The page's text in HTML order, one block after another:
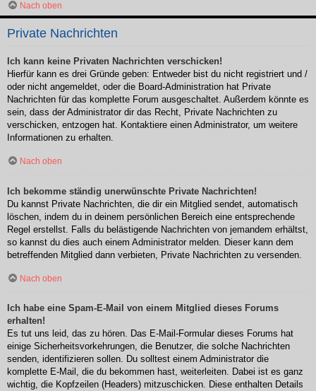
Nach oben
Private Nachrichten
Ich kann keine Privaten Nachrichten verschicken!
Hierfür kann es drei Gründe geben: Entweder bist du nicht registriert und /
oder nicht angemeldet, oder die Board-Administration hat Private
Nachrichten für das komplette Forum ausgeschaltet. Außerdem könnte es
sein, dass der Administrator dir das Recht, Private Nachrichten zu
verschicken, entzogen hat. Kontaktiere einen Administrator, um weitere
Informationen zu erhalten.
Nach oben
Ich bekomme ständig unerwünschte Private Nachrichten!
Du kannst Private Nachrichten, die dir ein Mitglied sendet, automatisch
löschen, indem du in deinem persönlichen Bereich eine entsprechende
Regel erstellst. Falls du belästigende Nachrichten von jemandem erhältst,
so kannst du dies auch einem Administrator melden. Dieser kann dem
betreffenden Mitglied dann verbieten, Private Nachrichten zu versenden.
Nach oben
Ich habe eine Spam-E-Mail von einem Mitglied dieses Forums
erhalten!
Es tut uns leid, das zu hören. Das E-Mail-Formular dieses Forums hat
einige Sicherheitsvorkehrungen, die Benutzer, die solche Nachrichten
senden, identifizieren sollen. Du solltest einem Administrator die
komplette E-Mail, die du bekommen hast, weiterleiten. Dabei ist es ganz
wichtig, die Kopfzeilen (Headers) mitzuschicken. Diese enthalten Details